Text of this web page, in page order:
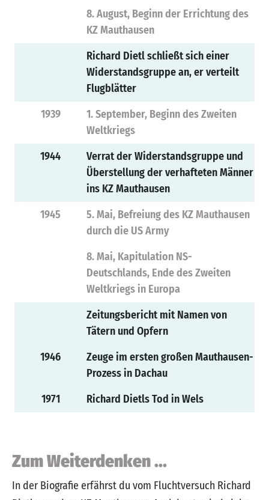
8. August, Beginn der Errichtung des
KZ Mauthausen
Richard Dietl schließt sich einer
Widerstandsgruppe an, er verteilt
Flugblätter
1939
1. September, Beginn des Zweiten
Weltkriegs
1944
Verrat der Widerstandsgruppe und
Überstellung der verhafteten Männer
ins KZ Mauthausen
1945
5. Mai, Befreiung des KZ Mauthausen
durch die US Army
8. Mai, Kapitulation NS-
Deutschlands, Ende des Zweiten
Weltkriegs in Europa
Zeitungsbericht mit Namen von
Tätern und Opfern
1946
Zeuge im ersten großen Mauthausen-
Prozess in Dachau
1971
Richard Dietls Tod in Wels
Zum Weiterdenken ...
In der Biografie erfährst du vom Fluchtversuch Richard